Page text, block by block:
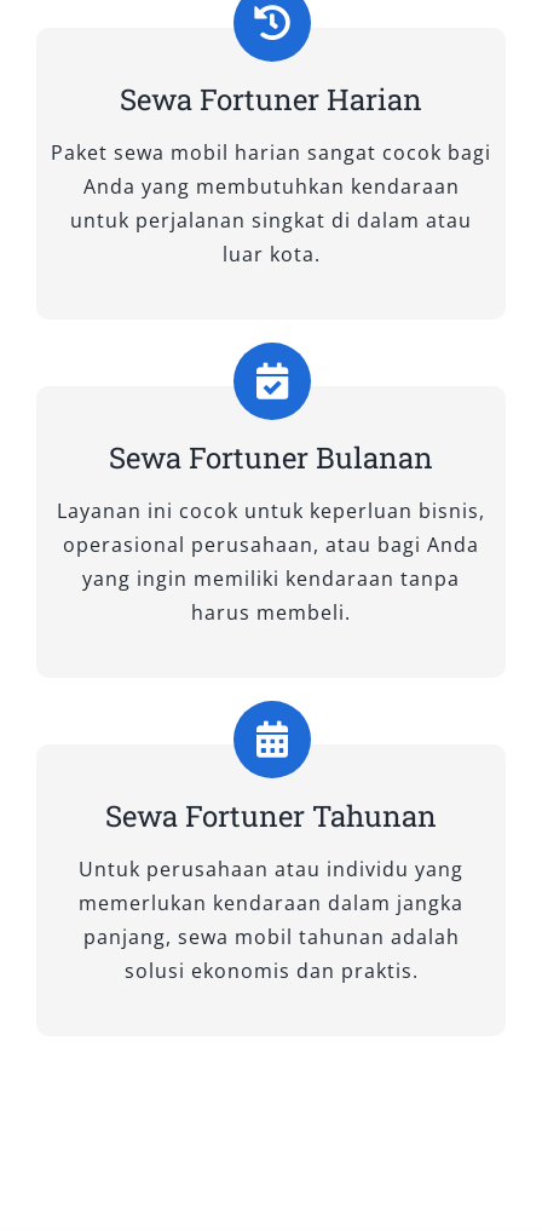
Toyota Fortuner dikenal sebagai SUV tangguh
dengan desain elegan dan performa andal,
sangat cocok untuk menjelajah berbagai
medan di Indonesia, termasuk di kawasan
seperti Samarinda dan sekitarnya. Untuk
menjawab kebutuhan pelanggan yang
beragam, kami menyediakan layanan rental
keperluan bisnis, wisata keluarga, hingga
kunjungan dinas ke luar kota maupun Ibu Kota
kondisi prima, dilengkapi fitur keamanan dan
kenyamanan terkini, serta tersedia dalam
pilihan warna favorit seperti hitam dan putih.
Berikut daftar tipe Fortuner yang tersedia di
A. Tipe Fortuner 4×2 – Praktis dan
Nyaman untuk Kebutuhan Harian
1. Fortuner 2.4 G 4×2 A/T
Tipe ini menjadi favorit untuk keperluan sewa
harian 24 jam maupun perjalanan dalam kota.
Ditenagai mesin diesel 2.4L, Fortuner G
memiliki efisiensi bahan bakar yang baik serta
Sewa Fortuner Harian
Paket sewa mobil harian sangat cocok bagi
Anda yang membutuhkan kendaraan
untuk perjalanan singkat di dalam atau
luar kota.
Sewa Fortuner Bulanan
Layanan ini cocok untuk keperluan bisnis,
operasional perusahaan, atau bagi Anda
yang ingin memiliki kendaraan tanpa
harus membeli.
Sewa Fortuner Tahunan
Untuk perusahaan atau individu yang
memerlukan kendaraan dalam jangka
panjang, sewa mobil tahunan adalah
solusi ekonomis dan praktis.